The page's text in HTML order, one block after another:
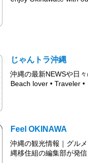
じゃんトラ沖縄
沖縄の最新NEWSや日
Beach lover • Traveler •
Feel OKINAWA
沖縄の観光情報｜グル
縄移住組の編集部が発信